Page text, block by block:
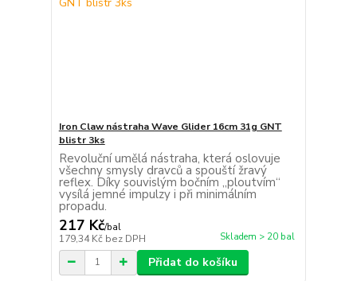
Iron Claw nástraha Wave Glider 16cm 31g GNT
blistr 3ks
Revoluční umělá nástraha, která oslovuje
všechny smysly dravců a spouští žravý
reflex. Díky souvislým bočním „ploutvím“
vysílá jemné impulzy i při minimálním
propadu.
217 Kč/bal
179,34 Kč bez DPH Skladem > 20 bal
Přidat do košíku